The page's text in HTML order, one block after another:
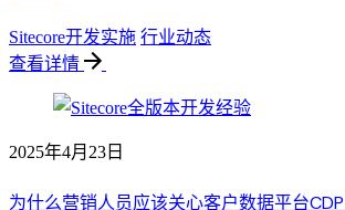
Sitecore开发实施 行业动态
查看详情
2025年4月23日
为什么营销人员应该关心客户数据平台